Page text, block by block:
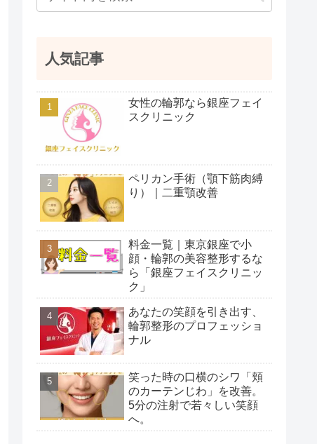
人気記事
女性の輪郭なら銀座フェイ
スクリニック
ペリカン手術（顎下筋肉縛
り）｜二重顎改善
料金一覧｜東京銀座で小
顔・輪郭の美容整形するな
ら「銀座フェイスクリニッ
ク」
あなたの笑顔を引き出す、
輪郭整形のプロフェッショ
ナル
笑った時の口横のシワ「頬
のカーテンじわ」を改善。
5分の注射で若々しい笑顔
へ。